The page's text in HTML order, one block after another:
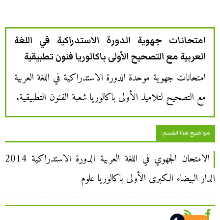
امتحانات جهوية الدورة الاستدراكية في اللغة
العربية مع التصحيح الأولى باكالوريا فنون تطبيقية
امتحانات جهوية موحدة الدورة الاستدراكية في اللغة العربية
مع التصحيح لتلاميذ الأولى باكالوريا شعبة الفنون التطبيقية.
مواضيع هذا القسم:
الامتحان الجهوي في اللغة العربية الدورة الاستدراكية 2014
الدار البيضاء الكبرى الأولى باكالوريا علوم